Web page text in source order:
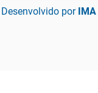
Desenvolvido por